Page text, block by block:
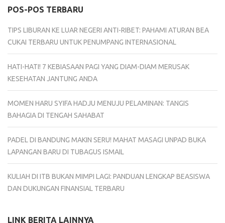
POS-POS TERBARU
TIPS LIBURAN KE LUAR NEGERI ANTI-RIBET: PAHAMI ATURAN BEA
CUKAI TERBARU UNTUK PENUMPANG INTERNASIONAL
HATI-HATI! 7 KEBIASAAN PAGI YANG DIAM-DIAM MERUSAK
KESEHATAN JANTUNG ANDA
MOMEN HARU SYIFA HADJU MENUJU PELAMINAN: TANGIS
BAHAGIA DI TENGAH SAHABAT
PADEL DI BANDUNG MAKIN SERU! MAHAT MASAGI UNPAD BUKA
LAPANGAN BARU DI TUBAGUS ISMAIL
KULIAH DI ITB BUKAN MIMPI LAGI: PANDUAN LENGKAP BEASISWA
DAN DUKUNGAN FINANSIAL TERBARU
LINK BERITA LAINNYA